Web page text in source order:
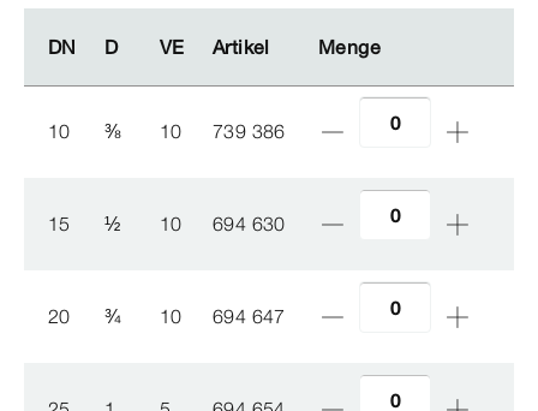
DN D VE Artikel Menge
DN D VE Artikel Menge
10 ⅜ 10 739 386
15 ½ 10 694 630
20 ¾ 10 694 647